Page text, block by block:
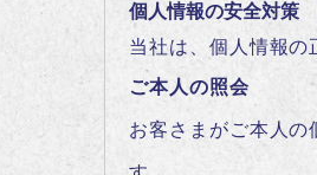
個人情報の安全対策
当社は、個人情報
ご本人の照会
お客さまがご本人